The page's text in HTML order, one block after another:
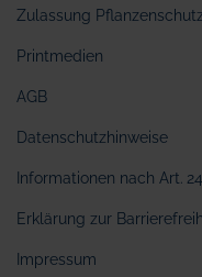
Zulassung Pflanzenschutz
Printmedien
AGB
Datenschutzhinweise
Informationen nach Art.
Erklärung zur
Impressum